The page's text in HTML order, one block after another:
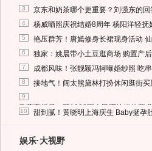
3 京东和奶茶哪个更重要？刘强东的回
4 杨威晒照庆祝结婚8周年 杨阳洋轻抚
5 艳压群芳！唐嫣修身长裙现身活动
6 独家：姚晨带小土豆逛商场 购置产
7 成都风味！张靓颖冯轲曝婚纱照 吃
8 接地气！阔太熊黛林打扮休闲逛街买
9
马蓉离婚后，砸1000万人民币给媒体要
10 甜到腻！黄晓明上海庆生 Baby挺孕
娱乐·大视野